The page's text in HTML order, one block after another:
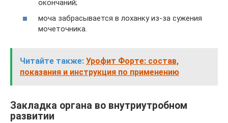
окончаний;
моча забрасывается в лоханку из-за сужения
мочеточника.
Читайте также: Урофит Форте: состав,
показания и инструкция по применению
Закладка органа во внутриутробном
развитии